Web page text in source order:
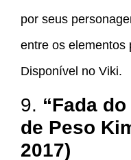
por seus
entre os elementos
Disponível no Viki.
9. “Fada
de Peso
2017)